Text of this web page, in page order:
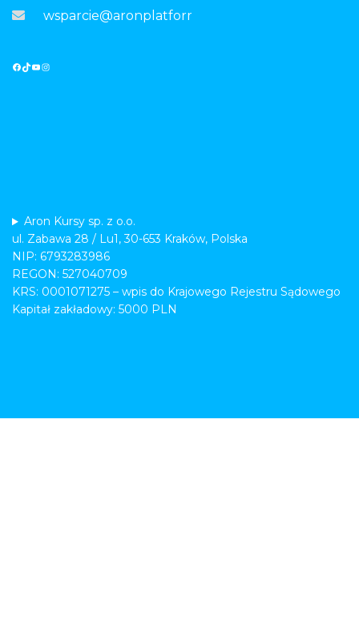
wsparcie@aronplatforma.pl
Aron Kursy sp. z o.o.
ul. Zabawa 28 / Lu1, 30-653 Kraków, Polska
NIP: 6793283986
REGON: 527040709
KRS: 0001071275 – wpis do Krajowego Rejestru Sądowego
Kapitał zakładowy: 5000 PLN